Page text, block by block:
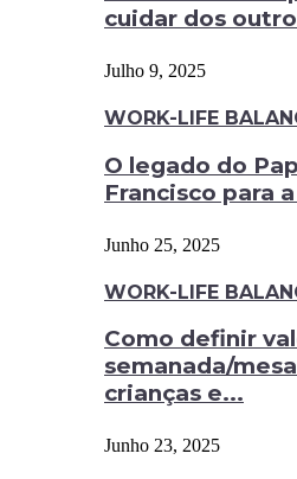
cuidar dos
Julho 9, 2025
WORK-LIFE
O legado do
Francisco para
Junho 25, 2025
WORK-LIFE
Como definir
semanada/
crianças e...
Junho 23, 2025